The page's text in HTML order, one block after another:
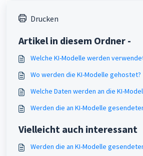
Drucken
Artikel in diesem Ordner -
Welche KI-Modelle werden
Wo werden die KI-Modelle gehostet?
Welche Daten werden an die KI-
Werden die an KI-Modelle
Vielleicht auch interessant
Werden die an KI-Modelle